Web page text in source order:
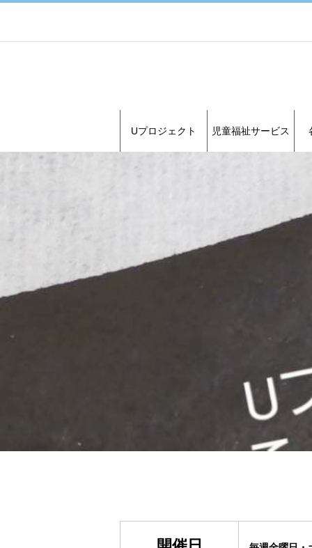
Uプロジェクト 児童福祉サービス